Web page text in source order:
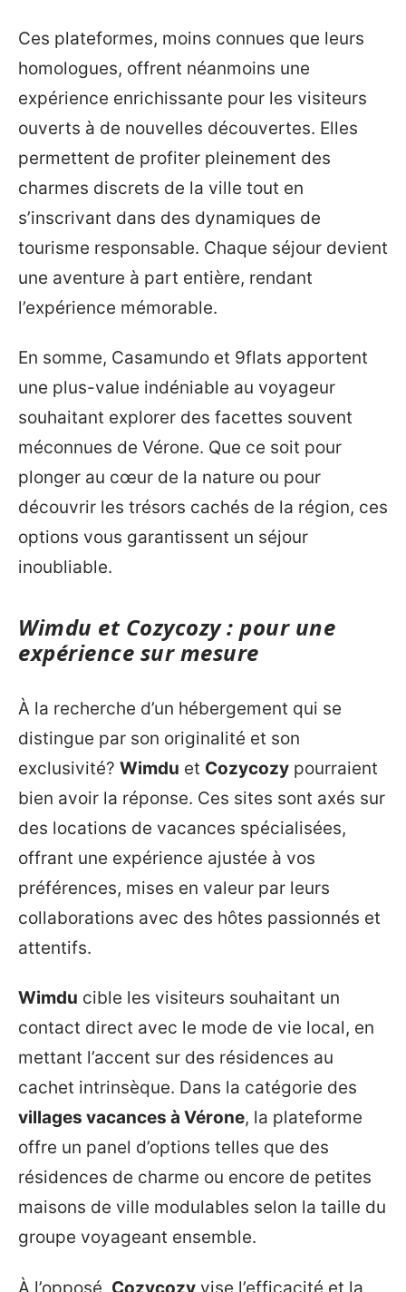
Ces plateformes, moins connues que leurs
homologues, offrent néanmoins une
expérience enrichissante pour les visiteurs
ouverts à de nouvelles découvertes. Elles
permettent de profiter pleinement des
charmes discrets de la ville tout en
s’inscrivant dans des dynamiques de
tourisme responsable. Chaque séjour devient
une aventure à part entière, rendant
l’expérience mémorable.
En somme, Casamundo et 9flats apportent
une plus-value indéniable au voyageur
souhaitant explorer des facettes souvent
méconnues de Vérone. Que ce soit pour
plonger au cœur de la nature ou pour
découvrir les trésors cachés de la région, ces
options vous garantissent un séjour
inoubliable.
Wimdu et Cozycozy : pour une
expérience sur mesure
À la recherche d’un hébergement qui se
distingue par son originalité et son
exclusivité? Wimdu et Cozycozy pourraient
bien avoir la réponse. Ces sites sont axés sur
des locations de vacances spécialisées,
offrant une expérience ajustée à vos
préférences, mises en valeur par leurs
collaborations avec des hôtes passionnés et
attentifs.
Wimdu cible les visiteurs souhaitant un
contact direct avec le mode de vie local, en
mettant l’accent sur des résidences au
cachet intrinsèque. Dans la catégorie des
villages vacances à Vérone, la plateforme
offre un panel d’options telles que des
résidences de charme ou encore de petites
maisons de ville modulables selon la taille du
groupe voyageant ensemble.
À l’opposé, Cozycozy vise l’efficacité et la